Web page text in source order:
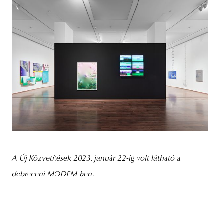
A Új Közvetítések 2023. január 22-ig volt látható a
debreceni MODEM-ben.